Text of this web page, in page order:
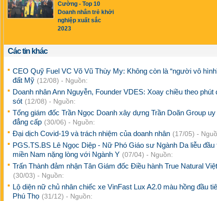
Cường - Top 10
Doanh nhân trẻ khởi
nghiệp xuất sắc
2023
Các tin khác
CEO Quỹ Fuel VC Võ Vũ Thùy My: Không còn là “người vô
đất Mỹ (12/08) - Nguồn:
Doanh nhân Ann Nguyễn, Founder VDES: Xoay chiều theo phút
sót (12/08) - Nguồn:
Tổng giám đốc Trần Ngọc Doanh xây dựng Trần Doãn Group
đẳng cấp (30/06) - Nguồn:
Đại dịch Covid-19 và trách nhiệm của doanh nhân (17/05) -
PGS.TS.BS Lê Ngọc Diệp - Nữ Phó Giáo sư Ngành Da liễu đầu
miền Nam nặng lòng với Ngành Y (07/04) - Nguồn:
Trấn Thành đảm nhận Tân Giám đốc Điều hành True Natural
(30/03) - Nguồn:
Lộ diện nữ chủ nhân chiếc xe VinFast Lux A2.0 màu hồng đầu
Phú Thọ (31/12) - Nguồn: